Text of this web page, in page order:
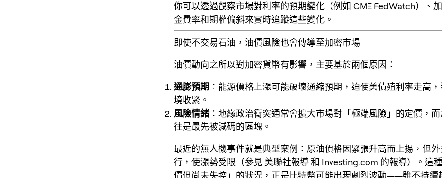
你可以透過觀察市場對利率的預期變化（例如 CME FedWatch）、
金費率和期權偏斜來實時追蹤這些變化。
即使不交易石油，油價風險也會傳導至加密市場
油價動向之所以對加密貨幣有影響，主要基於兩個原因：
通膨預期 ：能源價格上漲可能破壞通縮預期，迫使美債殖利率走高
境收緊。
風險情緒：地緣政治衝突通常會擴大市場對「極端風險」的定價，
往是最先被減碼的區塊。
最近的無人機事件就是典型案例：原油價格因緊張升高而上揚，但
行，使漲勢受限（參見 美聯社報導和 Investing.com 的報導）。這
價但尚未失控」的狀況，正是比特幣可能出現劇烈波動——雖不持續